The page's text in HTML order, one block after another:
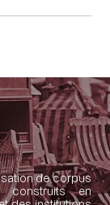
de corpus
construits en